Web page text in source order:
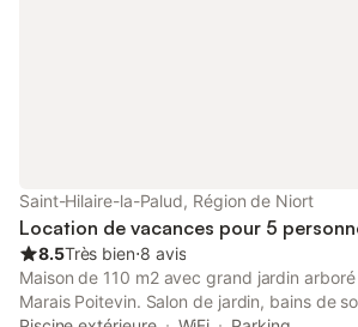
Saint-Hilaire-la-Palud, Région de Niort
Location de vacances pour 5
8.5Très bien⋅8 avis
Maison de 110 m2 avec grand jardin
Marais Poitevin. Salon de jardin, bains de